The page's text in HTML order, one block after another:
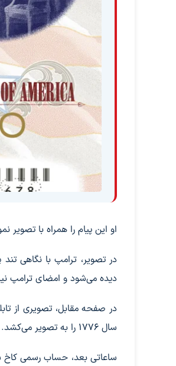
او این پیام را همراه با تصویر
در تصویر، ترامپ با نگاهی
دیده می‌شود و امضای ترامپ
در صفحه مقابل، تصویری از
سال 1776 را به تصویر می‌کشد. عبارت «ایالات متحده آمریکا ۲۵۰» نیز روی آن درج شده است.
ساعاتی بعد، حساب رسمی کاخ